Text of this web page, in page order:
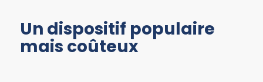
Un dispositif populaire
mais coûteux